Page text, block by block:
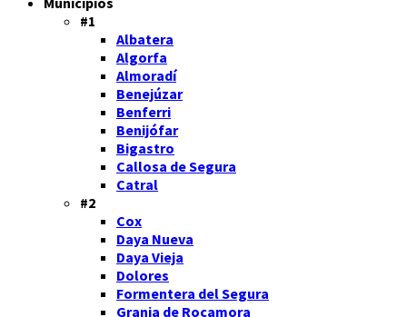
#1
Albatera
Algorfa
Almoradí
Benejúzar
Benferri
Benijófar
Bigastro
Callosa de Segura
Catral
#2
Cox
Daya Nueva
Daya Vieja
Dolores
Formentera del Segura
Granja de Rocamora